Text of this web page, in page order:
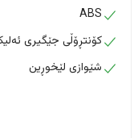
ABS
کۆنتڕۆڵی جێگیری
شێوازی لێخوڕین